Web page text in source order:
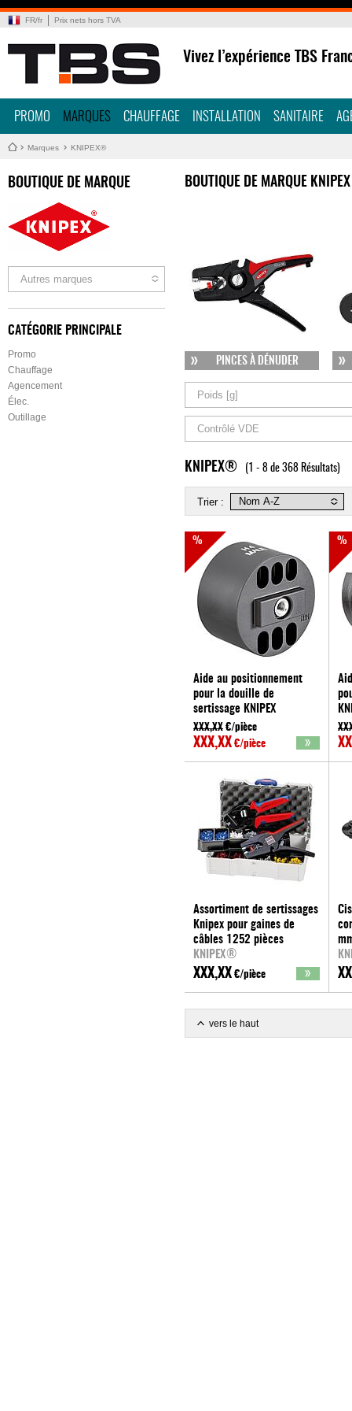
FR/fr Prix nets hors TVA
Vivez l’expérience TBS
PROMO MARQUES CHAUFFAGE INSTALLATION SANITAIRE
Marques KNIPEX®
BOUTIQUE DE MARQUE
Autres marques
CATÉGORIE PRINCIPALE
Promo
Chauffage
Agencement
Élec.
Outillage
BOUTIQUE DE MARQUE KNIPEX
PINCES À DÉNUDER
Poids [g]
Contrôlé VDE
KNIPEX® (1 - 8 de 368 Résultats)
Trier :
%
Aide au positionnement
pour la douille de
sertissage KNIPEX
Connecteur solaire Helios
H4 (Amphenol)
XXX,XX €/pièce
XXX,XX €/pièce
%
Assortiment de sertissages
Knipex pour gaines de
câbles 1252 pièces
KNIPEX®
XXX,XX €/pièce
vers le haut